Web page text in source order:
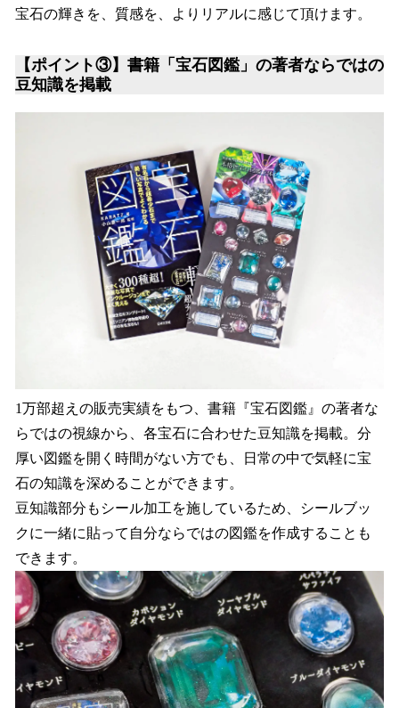
宝石の輝きを、質感を、よりリアルに感じて頂けます。
【ポイント③】書籍 「宝石図鑑」の著者ならではの
豆知識を掲載
1万部超えの販売実績をもつ、書籍『宝石図鑑』の著者な
らではの視線から、各宝石に合わせた豆知識を掲載。分
厚い図鑑を開く時間がない方でも、日常の中で気軽に宝
石の知識を深めることができます。
豆知識部分もシール加工を施しているため、シールブッ
クに一緒に貼って自分ならではの図鑑を作成することも
できます。